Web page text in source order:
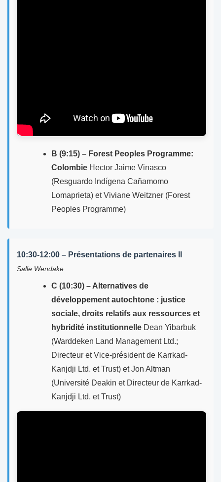
B (9:15) – Forest Peoples Programme:
Colombie Hector Jaime Vinasco
(Resguardo Indígena Cañamomo
Lomaprieta) et Viviane Weitzner (Forest
Peoples Programme)
10:30-12:00 – Présentations de partenaires II
Salle Wendake
C (10:30) – Alternatives de
développement autochtone : justice
sociale, droits relatifs aux ressources et
hybridité institutionnelle Dean Yibarbuk
(Warddeken Land Management Ltd.;
Directeur et Vice-président de Karrkad-
Kanjdji Ltd. et Trust) et Jon Altman
(Université Deakin et Directeur de Karrkad-
Kanjdji Ltd. et Trust)